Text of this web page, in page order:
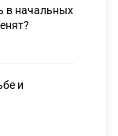
в начальных
и